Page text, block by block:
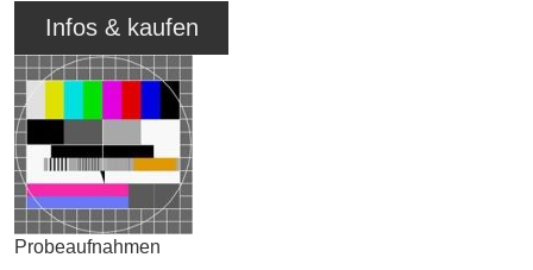
Infos & kaufen
Probeaufnahmen